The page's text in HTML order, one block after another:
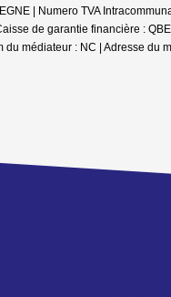
| Numero TVA
de garantie financière :
médiateur : NC | Adresse du